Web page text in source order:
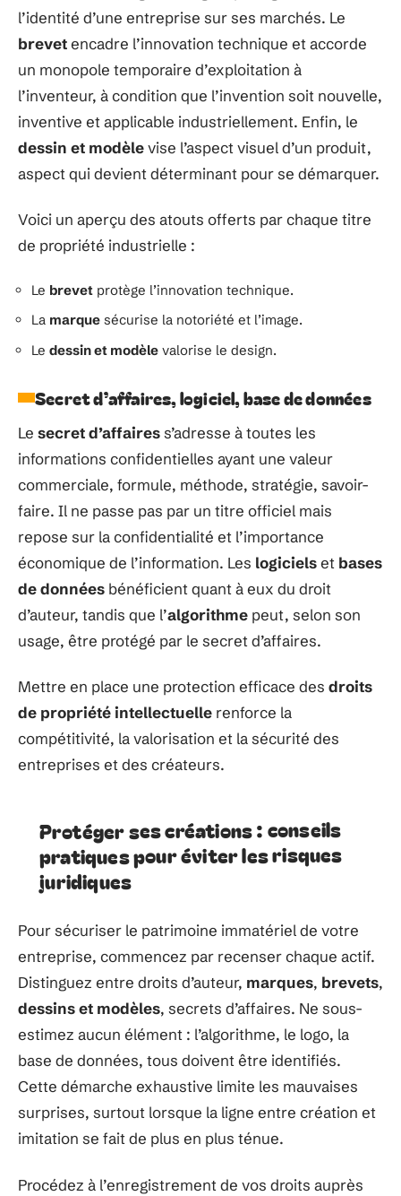
l’identité d’une entreprise sur ses marchés. Le
brevetencadre l’innovation technique et accorde
un monopole temporaire d’exploitation à
l’inventeur, à condition que l’invention soit nouvelle,
inventive et applicable industriellement. Enfin, le
dessin et modèlevise l’aspect visuel d’un produit,
aspect qui devient déterminant pour se démarquer.
Voici un aperçu des atouts offerts par chaque titre
de propriété industrielle :
Le brevet protège l’innovation technique.
La marque sécurise la notoriété et l’image.
Le dessin et modèle valorise le design.
Secret d’affaires, logiciel, base de données
Le secret d’affairess’adresse à toutes les
informations confidentielles ayant une valeur
commerciale, formule, méthode, stratégie, savoir-
faire. Il ne passe pas par un titre officiel mais
repose sur la confidentialité et l’importance
économique de l’information. Les logicielset bases
de données bénéficient quant à eux du droit
d’auteur, tandis que l’algorithme peut, selon son
usage, être protégé par le secret d’affaires.
Mettre en place une protection efficace des droits
de propriété intellectuelle renforce la
compétitivité, la valorisation et la sécurité des
entreprises et des créateurs.
Protéger ses créations : conseils
pratiques pour éviter les risques
juridiques
Pour sécuriser le patrimoine immatériel de votre
entreprise, commencez par recenser chaque actif.
Distinguez entre droits d’auteur, marques, brevets,
dessins et modèles, secrets d’affaires. Ne sous-
estimez aucun élément : l’algorithme, le logo, la
base de données, tous doivent être identifiés.
Cette démarche exhaustive limite les mauvaises
surprises, surtout lorsque la ligne entre création et
imitation se fait de plus en plus ténue.
Procédez à l’enregistrement de vos droits auprès